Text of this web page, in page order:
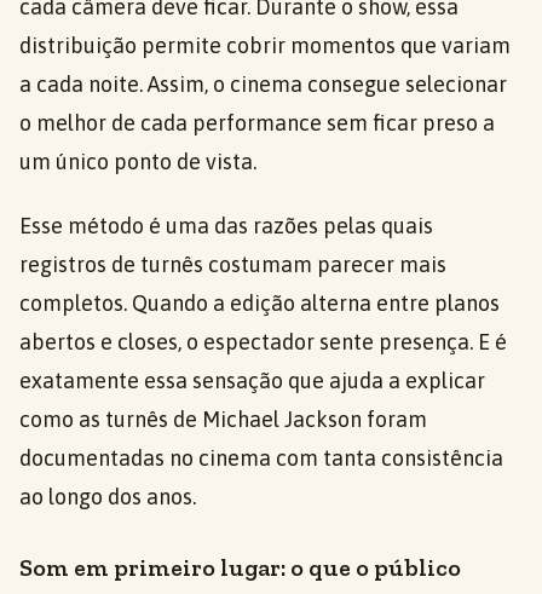
cada câmera deve ficar. Durante o show, essa
distribuição permite cobrir momentos que variam
a cada noite. Assim, o cinema consegue selecionar
o melhor de cada performance sem ficar preso a
um único ponto de vista.
Esse método é uma das razões pelas quais
registros de turnês costumam parecer mais
completos. Quando a edição alterna entre planos
abertos e closes, o espectador sente presença. E é
exatamente essa sensação que ajuda a explicar
como as turnês de Michael Jackson foram
documentadas no cinema com tanta consistência
ao longo dos anos.
Som em primeiro lugar: o que o público